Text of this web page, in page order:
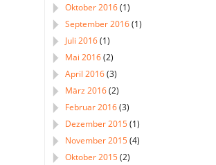
Oktober 2016(1)
September 2016(1)
Juli 2016(1)
Mai 2016(2)
April 2016(3)
März 2016(2)
Februar 2016(3)
Dezember 2015(1)
November 2015(4)
Oktober 2015(2)